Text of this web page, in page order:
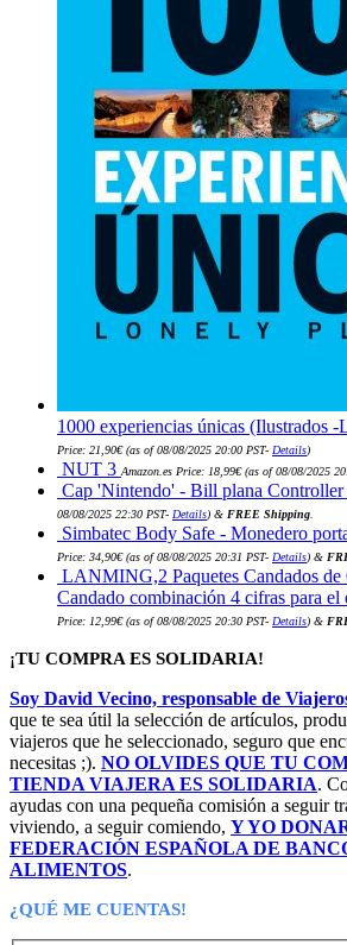
1000 experiencias únicas (Ilustrados
Price: 21,90€(as of 08/08/2025 20:00 PST- Details)
NUT 3 Amazon.es Price: 18,99€(as of 08/08/2025
Cap 'Nintendo' - Bill plana Controller
08/08/2025 22:30 PST- Details) & FREE Shipping
Simbatec Body Safe - Monedero
Price: 34,90€(as of 08/08/2025 20:31 PST- Details) &
LANMING,2 Paquetes Candados de
Candado combinación 4 cifras para el
Price: 12,99€(as of 08/08/2025 20:30 PST- Details) &
¡TU COMPRA ES SOLIDARIA!
Soy David Vecino, responsable de
que te sea útil la selección de artículos,
viajeros que he seleccionado, seguro que
necesitas ;). NO OLVIDES QUE TU
TIENDA VIAJERA ES SOLIDARIA.
ayudas con una pequeña comisión a seguir
viviendo, a seguir comiendo, Y YO
FEDERACIÓN ESPAÑOLA DE
ALIMENTOS.
¿QUÉ ME CUENTAS!